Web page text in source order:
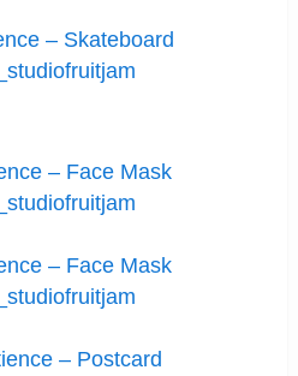
– Skateboard
– Face Mask
– Face Mask
– Postcard